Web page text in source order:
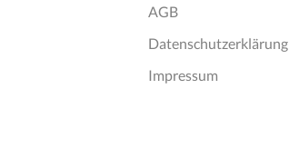
AGB
Datenschutzerklärung
Impressum